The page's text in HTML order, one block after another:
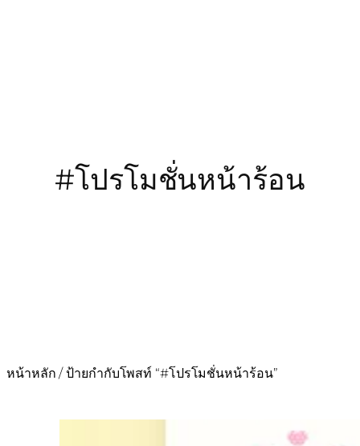
#โปรโมชั่นหน้าร้อน
หน้าหลัก / ป้ายกำกับโพสท์ “#โปรโมชั่นหน้าร้อน”